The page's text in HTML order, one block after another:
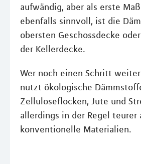
aufwändig, aber als erste
ebenfalls sinnvoll, ist die
obersten Geschossdecke
der Kellerdecke.
Wer noch einen Schritt
nutzt ökologische
Zelluloseflocken, Jute und
allerdings in der Regel teurer
konventionelle Materialien.